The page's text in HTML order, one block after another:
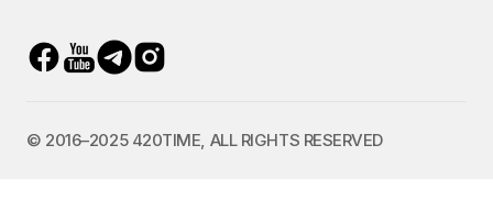
© 2016–2025 420TIME, ALL RIGHTS RESERVED